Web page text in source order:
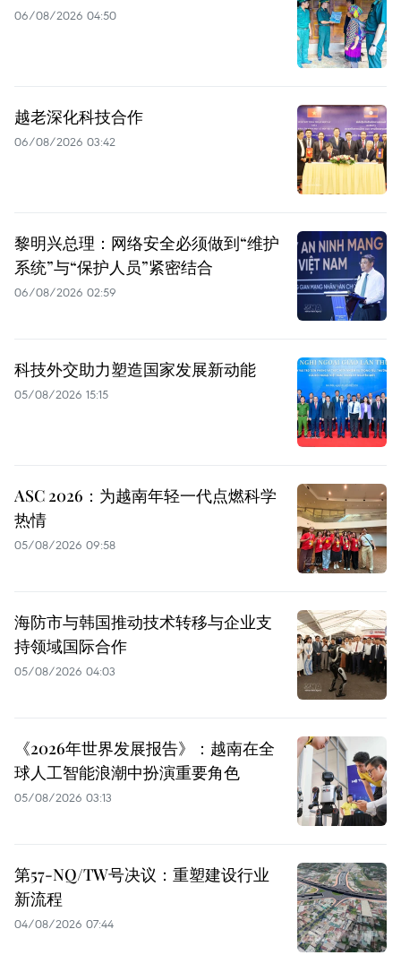
06/08/2026 04:50
越老深化科技合作
06/08/2026 03:42
黎明兴总理：网络安全必须做到“维护
系统”与“保护人员”紧密结合
06/08/2026 02:59
科技外交助力塑造国家发展新动能
05/08/2026 15:15
ASC 2026：为越南年轻一代点燃科学
热情
05/08/2026 09:58
海防市与韩国推动技术转移与企业支
持领域国际合作
05/08/2026 04:03
《2026年世界发展报告》：越南在全
球人工智能浪潮中扮演重要角色
05/08/2026 03:13
第57-NQ/TW号决议：重塑建设行业
新流程
04/08/2026 07:44